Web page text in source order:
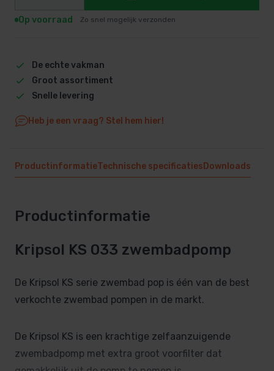
Op voorraad Zo snel mogelijk verzonden
De echte vakman
Groot assortiment
Snelle levering
Heb je een vraag? Stel hem hier!
ProductinformatieTechnische specificaties Downloads
Productinformatie
Kripsol KS 033 zwembadpomp
De Kripsol KS serie zwembad pop is één van de best
verkochte zwembad pompen in de markt.
De Kripsol KS is een krachtige zelfaanzuigende
zwembadpomp met extra groot voorfilter dat